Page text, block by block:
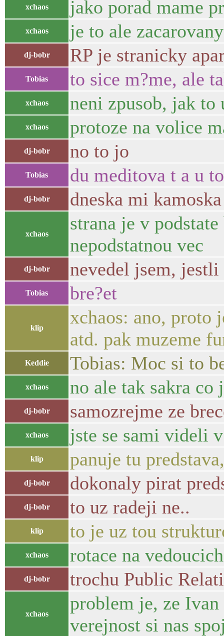
xchaos jako porad mame
xchaos je to ale
dj-bobr RP je stranicky
Tobias to sice m?me, ale
xchaos neni zpusob, jak
xchaos protoze na volice
dj-bobr no to jo
Tobias du meditova t a u
dj-bobr dneska mi
xchaos
strana je v
nepodstatnou vec
dj-bobr nevedel jsem, jestli
Tobias bre?et
klip
xchaos: ano, proto
atd. pak muzeme
Keddie Tobias: Moc si to
xchaos no ale tak sakra
dj-bobr samozrejme ze
xchaos jste se sami videli
klip panuje tu
dj-bobr dokonaly pirat
dj-bobr to uz radeji ne..
klip to je uz tou
xchaos rotace na
dj-bobr trochu Public
xchaos
problem je, ze
verejnost si nas